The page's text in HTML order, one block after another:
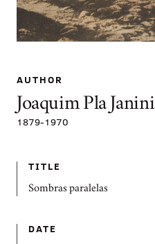
AUTHOR
Joaquim Pla Janini
1879-1970
TITLE
Sombras paralelas
DATE